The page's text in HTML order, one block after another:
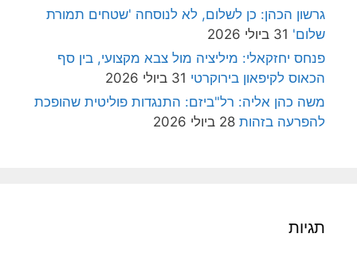
גרשון הכהן: כן לשלום, לא לנוסחה 'שטחים תמורת
שלום' 31 ביולי 2026
פנחס יחזקאלי: מיליציה מול צבא מקצועי, בין סף
הכאוס לקיפאון בירוקרטי 31 ביולי 2026
משה כהן אליה: רל"ביזם: התנגדות פוליטית שהופכת
להפרעה בזהות 28 ביולי 2026
תגיות